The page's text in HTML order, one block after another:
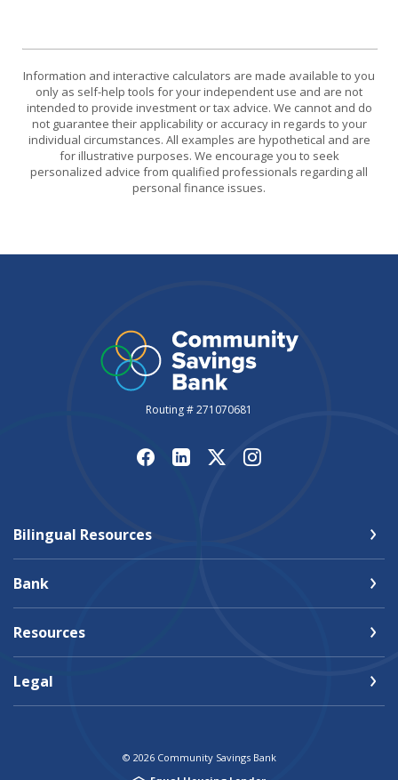
Information and interactive calculators are made available to you
only as self-help tools for your independent use and are not
intended to provide investment or tax advice. We cannot and do
not guarantee their applicability or accuracy in regards to your
individual circumstances. All examples are hypothetical and are
for illustrative purposes. We encourage you to seek
personalized advice from qualified professionals regarding all
personal finance issues.
Routing # 271070681
Bilingual Resources
Bank
Resources
Legal
© 2026Community Savings Bank